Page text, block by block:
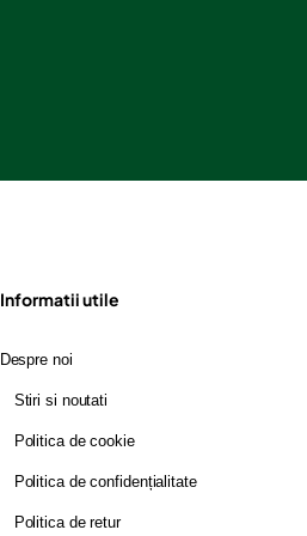
Informatii utile
Despre noi
Stiri si noutati
Politica de cookie
Politica de confidențialitate
Politica de retur